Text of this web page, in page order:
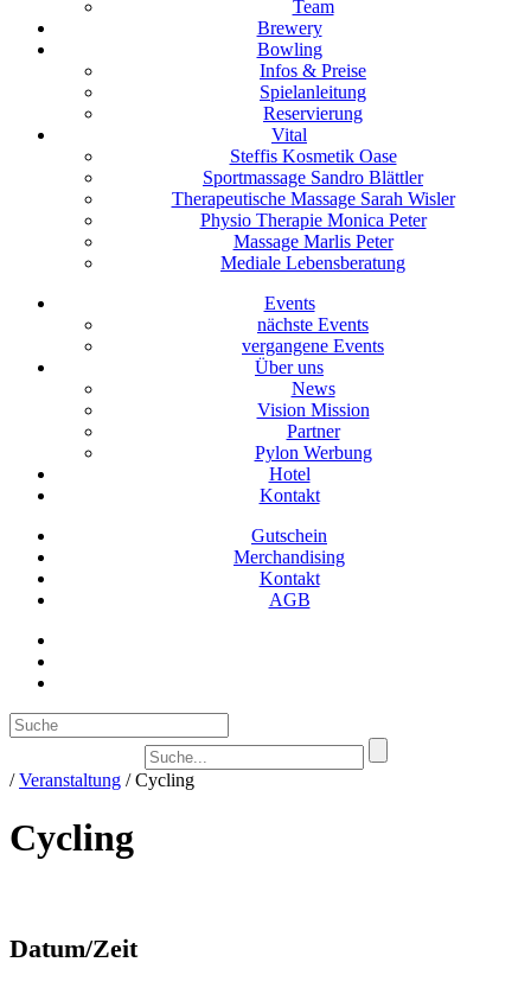
Team
Brewery
Bowling
Infos & Preise
Spielanleitung
Reservierung
Vital
Steffis Kosmetik Oase
Sportmassage Sandro Blättler
Therapeutische Massage Sarah Wisler
Physio Therapie Monica Peter
Massage Marlis Peter
Mediale Lebensberatung
Events
nächste Events
vergangene Events
Über uns
News
Vision Mission
Partner
Pylon Werbung
Hotel
Kontakt
Gutschein
Merchandising
Kontakt
AGB
/Veranstaltung /Cycling
Cycling
Datum/Zeit